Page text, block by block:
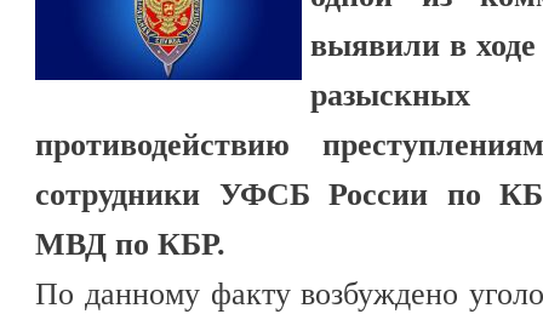
выявили в ходе
противодействию
сотрудники УФСБ России по
МВД по КБР.
По данному факту возбуждено